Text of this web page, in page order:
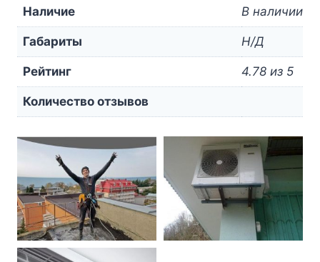
Наличие В наличии
Габариты Н/Д
Рейтинг 4.78 из 5
Количество отзывов